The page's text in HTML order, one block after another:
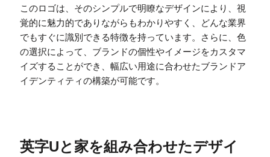
このロゴは、そのシンプルで明瞭なデザインにより、視
覚的に魅力的でありながらもわかりやすく、どんな業界
でもすぐに識別できる特徴を持っています。さらに、色
の選択によって、ブランドの個性やイメージをカスタマ
イズすることができ、幅広い用途に合わせたブランドア
イデンティティの構築が可能です。
英字Uと家を組み合わせたデザイ